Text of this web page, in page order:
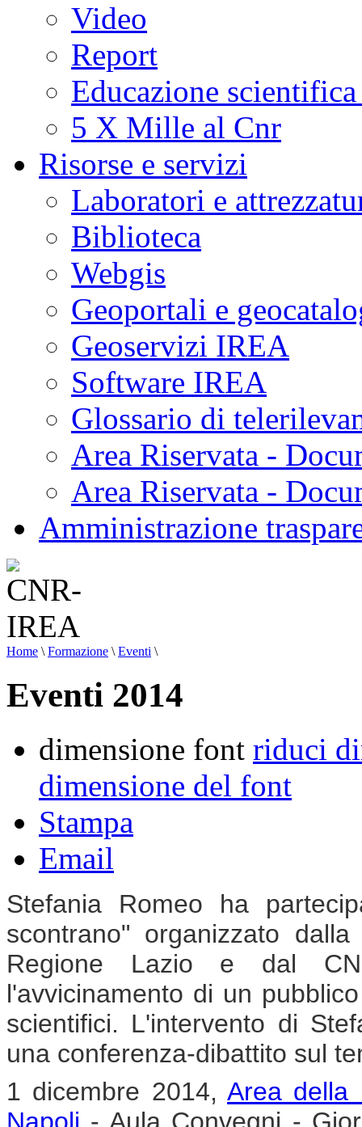
Video
Report
Educazione
5 X Mille al Cnr
Risorse e servizi
Laboratori e
Biblioteca
Webgis
Geoportali e
Geoservizi IREA
Software IREA
Glossario di
Area Riservata -
Area Riservata -
Amministrazione
Home \ Formazione \ Eventi \
Eventi 2014
dimensione font riduci
dimensione del font
Stampa
Email
Stefania Romeo ha
scontrano" organizzato
Regione Lazio e dal
l'avvicinamento di un
scientifici. L'intervento di
una conferenza-dibattito sul
1 dicembre 2014,Area della